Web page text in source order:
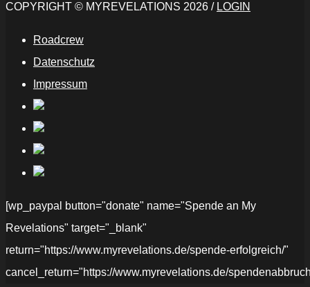
COPYRIGHT © MYREVELATIONS 2026 / LOGIN
Roadcrew
Datenschutz
Impressum
[wp_paypal button="donate" name="Spende an My
Revelations" target="_blank"
return="https://www.myrevelations.de/spende-erfolgreich/"
cancel_return="https://www.myrevelations.de/